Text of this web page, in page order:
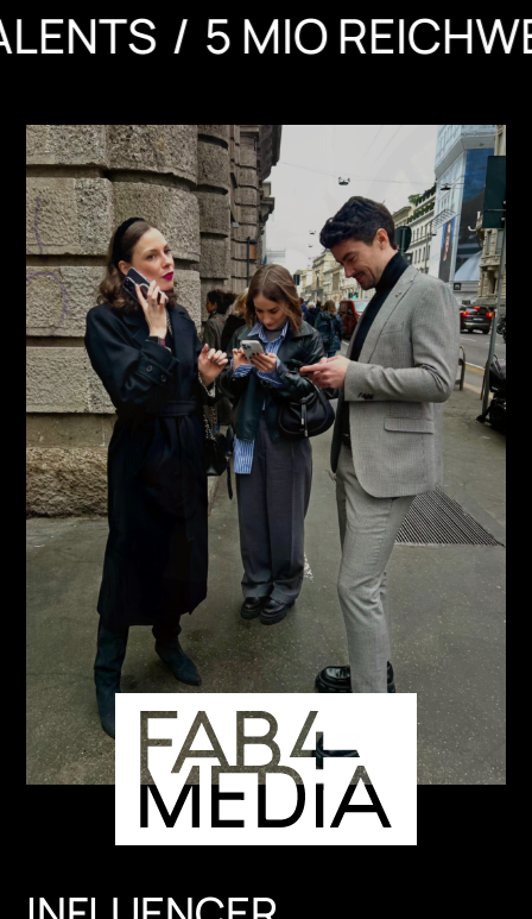
5 MIO REICHWEITE